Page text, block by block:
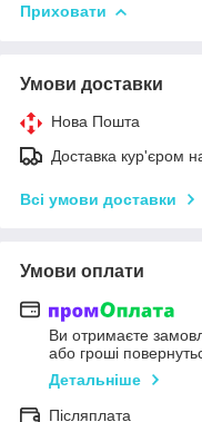
Приховати
Умови доставки
Нова Пошта
Доставка кур'єром
Всі умови доставки
Умови оплати
Ви отримаєте
або гроші
Детальніше
Післяплата